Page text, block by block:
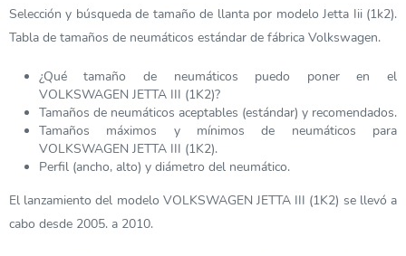
Selección y búsqueda de tamaño de llanta por modelo Jetta Iii (1k2).
Tabla de tamaños de neumáticos estándar de fábrica Volkswagen.
¿Qué tamaño de neumáticos puedo poner en el
VOLKSWAGEN JETTA III (1K2)?
Tamaños de neumáticos aceptables (estándar) y recomendados.
Tamaños máximos y mínimos de neumáticos para
VOLKSWAGEN JETTA III (1K2).
Perfil (ancho, alto) y diámetro del neumático.
El lanzamiento del modelo VOLKSWAGEN JETTA III (1K2) se llevó a
cabo desde 2005. a 2010.